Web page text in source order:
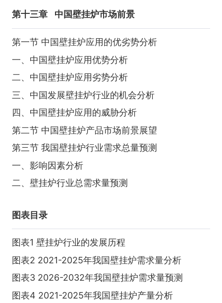
第十三章 中国壁挂炉市场前景
第一节 中国壁挂炉应用的优劣势分析
一、中国壁挂炉应用优势分析
二、中国壁挂炉应用劣势分析
三、中国发展壁挂炉行业的机会分析
四、中国壁挂炉应用的威胁分析
第二节 中国壁挂炉产品市场前景展望
第三节 我国壁挂炉行业需求总量预测
一、影响因素分析
二、壁挂炉行业总需求量预测
图表目录
图表1 壁挂炉行业的发展历程
图表2 2021-2025年我国壁挂炉需求量分析
图表3 2026-2032年我国壁挂炉需求量预测
图表4 2021-2025年我国壁挂炉产量分析